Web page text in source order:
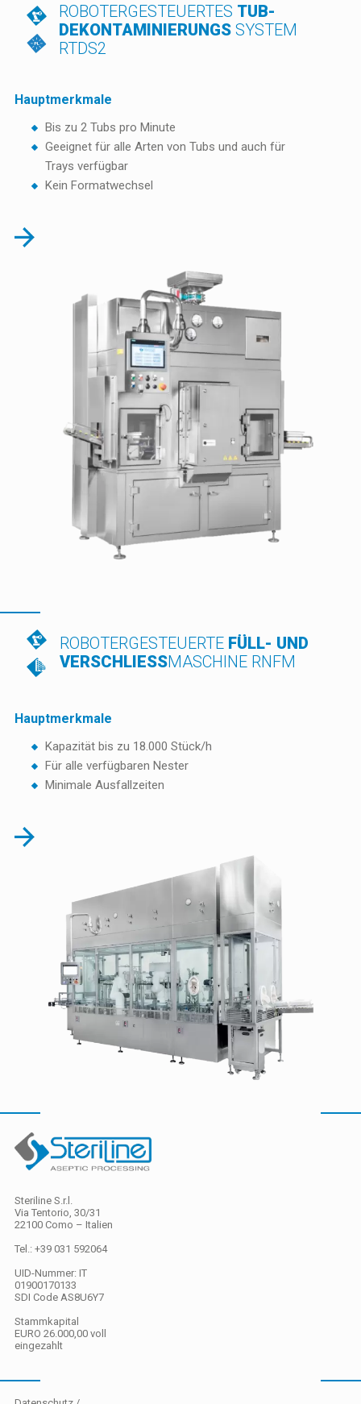
ROBOTERGESTEUERTES TUB-
DEKONTAMINIERUNGSSYSTEM
RTDS2
Hauptmerkmale
Bis zu 2 Tubs pro Minute
Geeignet für alle Arten von Tubs und auch für
Trays verfügbar
Kein Formatwechsel
ROBOTERGESTEUERTE FÜLL- UND
VERSCHLIESS MASCHINE RNFM
Hauptmerkmale
Kapazität bis zu 18.000 Stück/h
Für alle verfügbaren Nester
Minimale Ausfallzeiten
Steriline S.r.l.
Via Tentorio, 30/31
22100 Como – Italien
Tel.: +39 031 592064
UID-Nummer: IT
01900170133
SDI Code AS8U6Y7
Stammkapital
EURO 26.000,00 voll
eingezahlt